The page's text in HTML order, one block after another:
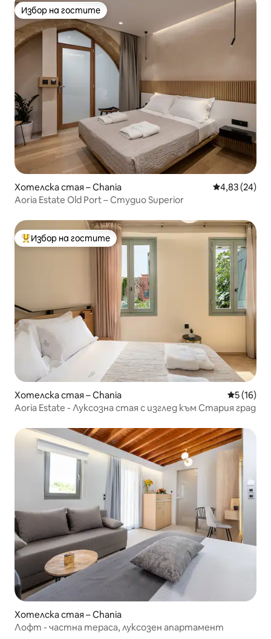
Избор на гостите
Избор на гостите
Хотелска стая – Chania Средна
4,83 (24)
Aoria Estate Old Port – Студио Superior
Най-популярен избор на гостите
Избор на гостите
Хотелска стая – Chania Средна
5 (16)
Aoria Estate - Луксозна стая с изглед към Стария град
Хотелска стая – Chania
Лофт - частна тераса, луксозен апартамент